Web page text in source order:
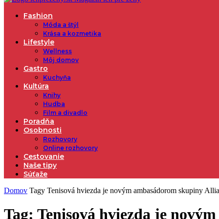
Fashion
Móda a štýl
Krása a kozmetika
Lifestyle
Wellness
Môj domov
Gastro
Kuchyňa
Kultúra
Knihy
Hudba
Film a divadlo
Poradňa
Osobnosti
Rozhovory
Online rozhovory
Cestovanie
Naše tipy
Súťaže
Domov Tagy Tenisová hviezda je novým ambasádorom skupiny
Tag: Tenisová hviezda je